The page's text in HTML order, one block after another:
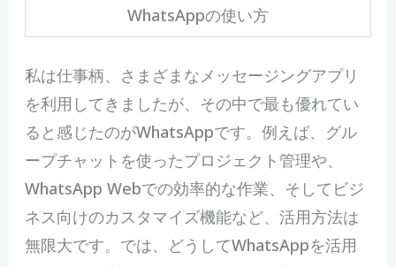
WhatsAppの使い方
私は仕事柄、さまざまなメッセージングアプリ
を利用してきましたが、その中で最も優れてい
ると感じたのがWhatsAppです。例えば、グル
ープチャットを使ったプロジェクト管理や、
WhatsApp Webでの効率的な作業、そしてビジ
ネス向けのカスタマイズ機能など、活用方法は
無限大です。では、どうしてWhatsAppを活用